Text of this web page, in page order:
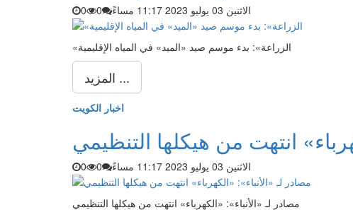
الاثنين 03 يوليو 2023 11:17 مساءً 0
0
«الزراعة»: بدء موسم صيد «الميد» في المياه الإقليمية
المزيد ...
اخبار الكويت
انتهت من هيكلها التنظيمي
الاثنين 03 يوليو 2023 11:17 مساءً 0
0
مصادر لـ «الأنباء»: «الكهرباء» انتهت من هيكلها التنظيمي